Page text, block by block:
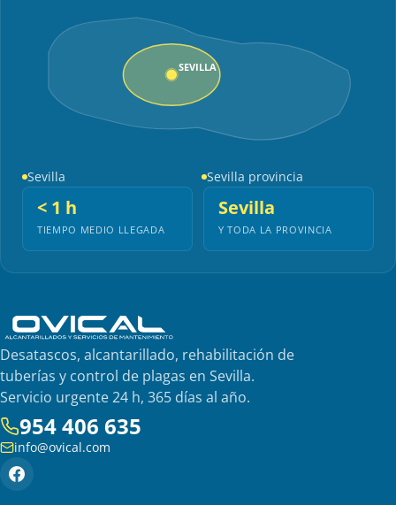
SEVILLA
Sevilla Sevilla provincia
< 1 h
TIEMPO MEDIO LLEGADA
Sevilla
Y TODA LA PROVINCIA
Desatascos, alcantarillado, rehabilitación de
tuberías y control de plagas en Sevilla.
Servicio urgente 24 h, 365 días al año.
954 406 635
info@ovical.com